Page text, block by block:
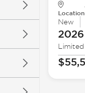
Location
New
Limited